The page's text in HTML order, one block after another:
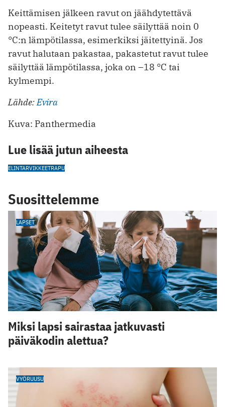
Keittämisen jälkeen ravut on jäähdytettävä
nopeasti. Keitetyt ravut tulee säilyttää noin 0
°C:n lämpötilassa, esimerkiksi jäitettyinä. Jos
ravut halutaan pakastaa, pakastetut ravut tulee
säilyttää lämpötilassa, joka on –18 °C tai
kylmempi.
Lähde:Evira
Kuva: Panthermedia
Lue lisää jutun aiheesta
ELINTARVIKKEETRAPU
Suosittelemme
LAPSET
Miksi lapsi sairastaa jatkuvasti
päiväkodin alettua?
VYÖRUUSU